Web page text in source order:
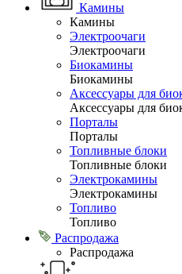
Камины
Камины
Электроочаги
Электроочаги
Биокамины
Биокамины
Аксессуары для
Аксессуары для
Порталы
Порталы
Топливные блоки
Топливные блоки
Электрокамины
Электрокамины
Топливо
Топливо
Распродажа
Распродажа